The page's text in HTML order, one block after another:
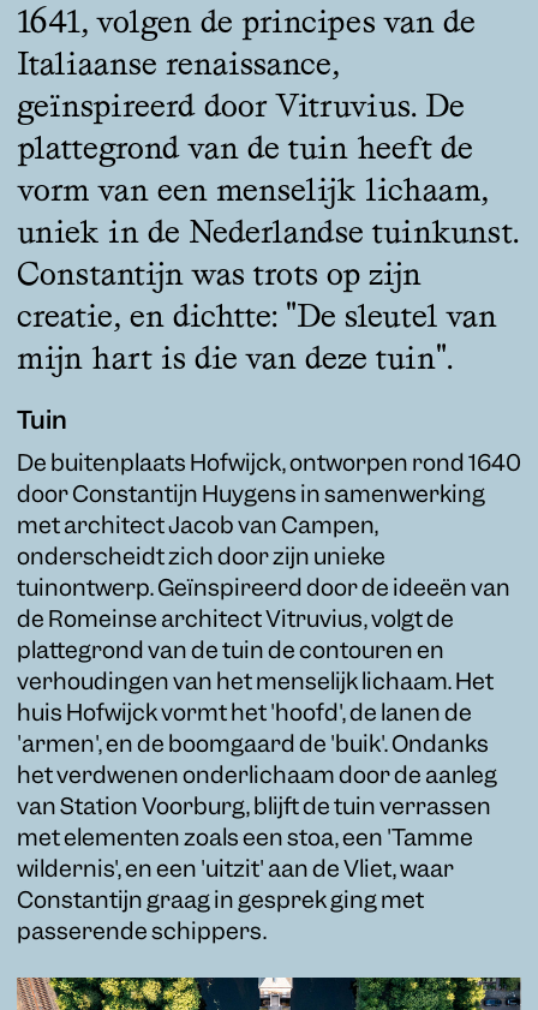
1641, volgen de principes van de
Italiaanse renaissance,
geïnspireerd door Vitruvius. De
plattegrond van de tuin heeft de
vorm van een menselijk lichaam,
uniek in de Nederlandse tuinkunst.
Constantijn was trots op zijn
creatie, en dichtte: "De sleutel van
mijn hart is die van deze tuin".
Tuin
De buitenplaats Hofwijck, ontworpen rond 1640
door Constantijn Huygens in samenwerking
met architect Jacob van Campen,
onderscheidt zich door zijn unieke
tuinontwerp. Geïnspireerd door de ideeën van
de Romeinse architect Vitruvius, volgt de
plattegrond van de tuin de contouren en
verhoudingen van het menselijk lichaam. Het
huis Hofwijck vormt het 'hoofd', de lanen de
'armen', en de boomgaard de 'buik'. Ondanks
het verdwenen onderlichaam door de aanleg
van Station Voorburg, blijft de tuin verrassen
met elementen zoals een stoa, een 'Tamme
wildernis', en een 'uitzit' aan de Vliet, waar
Constantijn graag in gesprek ging met
passerende schippers.